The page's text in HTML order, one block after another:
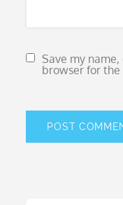
Save my
browser for